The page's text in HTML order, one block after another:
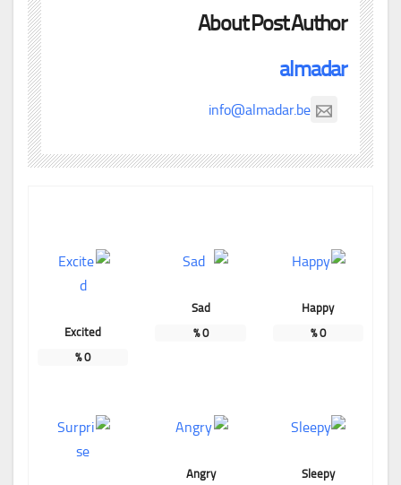
About Post Author
almadar
info@almadar.be
Happy
0
%
Sad
0
%
Excited
0
%
Sleepy
Angry